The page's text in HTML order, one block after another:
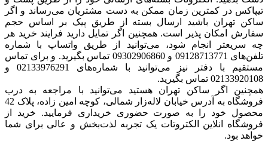
تیپاکس در کمترین زمان ممکن به دست مشتریان می‌رساند و اگر
ساکن تهران باشید ارسال بسته از طریق پیک بر اساس حجم
سفارش امکان پذیر است. همچنین اگر تمایل دارید فرایند خرید هر
چه سریعتر انجام شود، می‌توانید از طریق واتساپ با شماره‌
تلفن‌های 09128713771 و 09302906860 تماس بگیرید. و برای تماس
مستقیم با دفتر نیز می‌توانید با شماره‌های 02133976291 و
02133920108 تماس بگیرید.
همچنین اگر ساکن تهران هستید می‌توانید با مراجعه به درب
فروشگاه به آدرس خیابان لاله‌زار شمالی، کوچه امین زاده، پلاک 42
محصول خود را به صورت حضوری خریداری فرمایید. خرید از
فروشگاه انلاین الکتروتات یک تجربه لذت‌بخش و عالی برای شما
خواهد بود.